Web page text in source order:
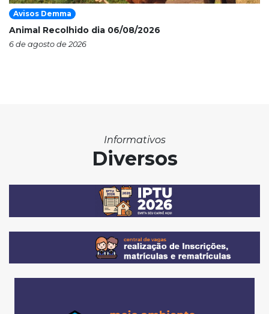
Avisos Demma
Animal Recolhido dia 06/08/2026
6 de agosto de 2026
Informativos
Diversos